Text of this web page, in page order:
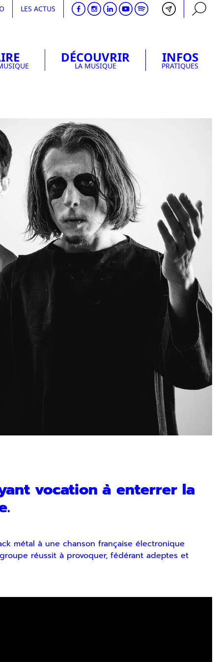
LES ACTUS
DÉCOUVRIR
LA MUSIQUE
INFOS
PRATIQUES
vocation à enterrer la
métal à une chanson française électronique
réussit à provoquer, fédérant adeptes et
RECHERCHE